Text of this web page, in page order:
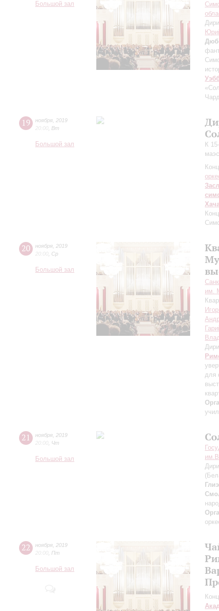
Большой зал
19 ноября 2019
20:00 Вт
Большой зал
К
20 ноября 2019
20:00 Ср
Большой зал
им.
для
21 ноября 2019
20:00 Чт
Большой зал
22 ноября 2019
20:00 Пт
Большой зал